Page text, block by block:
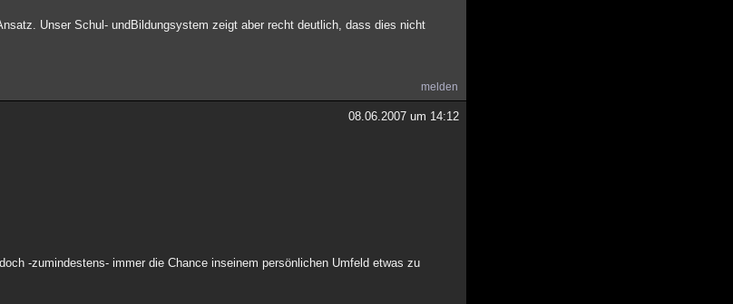
Unser Schul- undBildungsystem zeigt aber recht deutlich, dass dies nicht
melden
08.06.2007 um 14:12
-zumindestens- immer die Chance inseinem persönlichen Umfeld etwas zu